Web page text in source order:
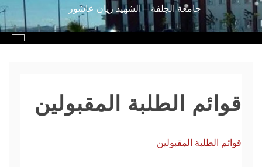
جامعة الجلفة – الشهيد زيان عاشور –
قوائم الطلبة المقبولين
قوائم الطلبة المقبولين